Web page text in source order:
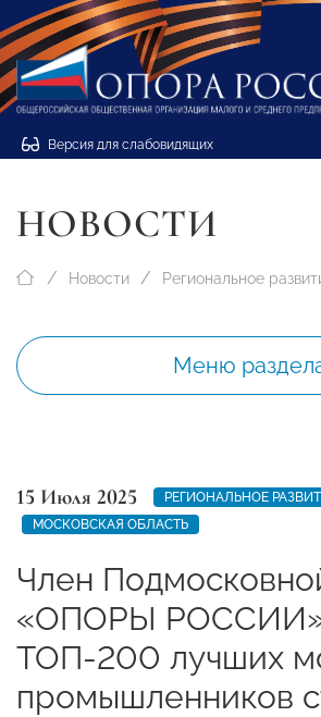
Версия для слабовидящих
НОВОСТИ
Новости Региональное
Меню
15 Июля 2025
РЕГИОНАЛЬНОЕ
МОСКОВСКАЯ ОБЛАСТЬ
Член
«ОПОРЫ РОССИИ»
ТОП-200 лучших
промышленников